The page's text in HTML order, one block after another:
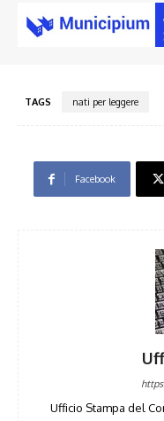
TAGS nati per leggere
Facebook
Ufficio Stampa del